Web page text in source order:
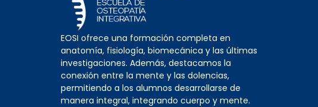
EOSI ofrece una formación completa en
anatomía, fisiología, biomecánica y las últimas
investigaciones. Además, destacamos la
conexión entre la mente y las dolencias,
permitiendo a los alumnos desarrollarse de
manera integral, integrando cuerpo y mente.